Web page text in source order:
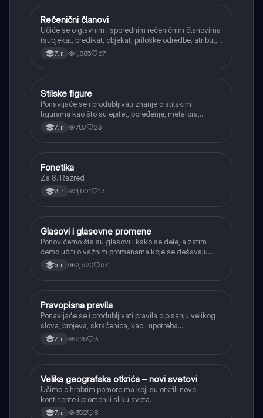
Srpski jezik
Rečenični članovi
Učiće se o glavnim i sporednim rečeničnim članovima
(subjekat, predikat, objekat, priloške odredbe, atribut,
apozicija) i njihovoj funkciji.
7. r. 1,885 67
Srpski jezik
Stilske figure
Ponavljaće se i produbljivati znanje o stilskim
figurama kao što su epitet, poređenje, metafora,
personifikacija, hiperbola, onomatopeja, aliteracija i
asonanca, razumevajući njihovu ulogu u tekstu.
7. r. 787 23
Srpski jezik
Fonetika
Za 8. Razred
8. r. 1,001 17
Srpski jezik
Glasovi i glasovne promene
Ponovićemo šta su glasovi i kako se dele, a zatim
ćemo učiti o važnim promenama koje se dešavaju
kada se glasovi nađu jedan pored drugog u rečima
(npr. jednačenje suglasnika po zvučnosti i mestu
6. r. 2,620 67
Srpski jezik
Pravopisna pravila
Ponavljaće se i produbljivati pravila o pisanju velikog
slova, brojeva, skraćenica, kao i upotreba
interpunkcije, sa posebnim fokusom na zarez u
složenoj rečenici.
7. r. 295 3
Istorija
Velika geografska otkrića – novi svetovi
Učimo o hrabrim pomorcima koji su otkrili nove
kontinente i promenili sliku sveta.
7. r. 352 8